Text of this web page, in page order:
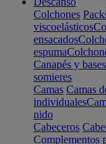
Colchones
viscoelásticos
ensacados
espuma
Canapés y bases
somieres
Camas Camas
individuales
nido
Cabeceros
Complementos